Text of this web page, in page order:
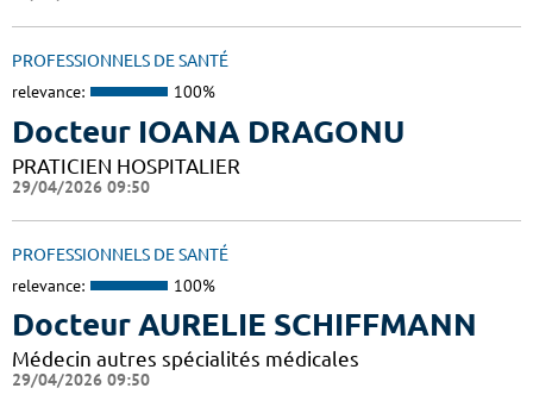
PROFESSIONNELS DE SANTÉ
relevance: 100%
Docteur IOANA DRAGONU
PRATICIEN HOSPITALIER
29/04/2026 09:50
PROFESSIONNELS DE SANTÉ
relevance: 100%
Docteur AURELIE SCHIFFMANN
Médecin autres spécialités médicales
29/04/2026 09:50